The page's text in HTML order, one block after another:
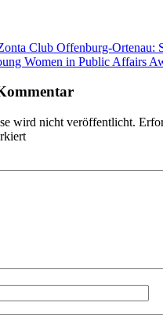
Club Offenburg-Ortenau:
Women in Public Affairs
wird nicht veröffentlicht.